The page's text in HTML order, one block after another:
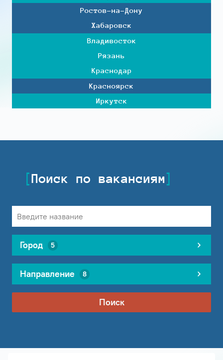
Ростов-на-Дону
Хабаровск
Владивосток
Рязань
Краснодар
Красноярск
Иркутск
Поиск по вакансиям
Город 5
Направление 8
Поиск